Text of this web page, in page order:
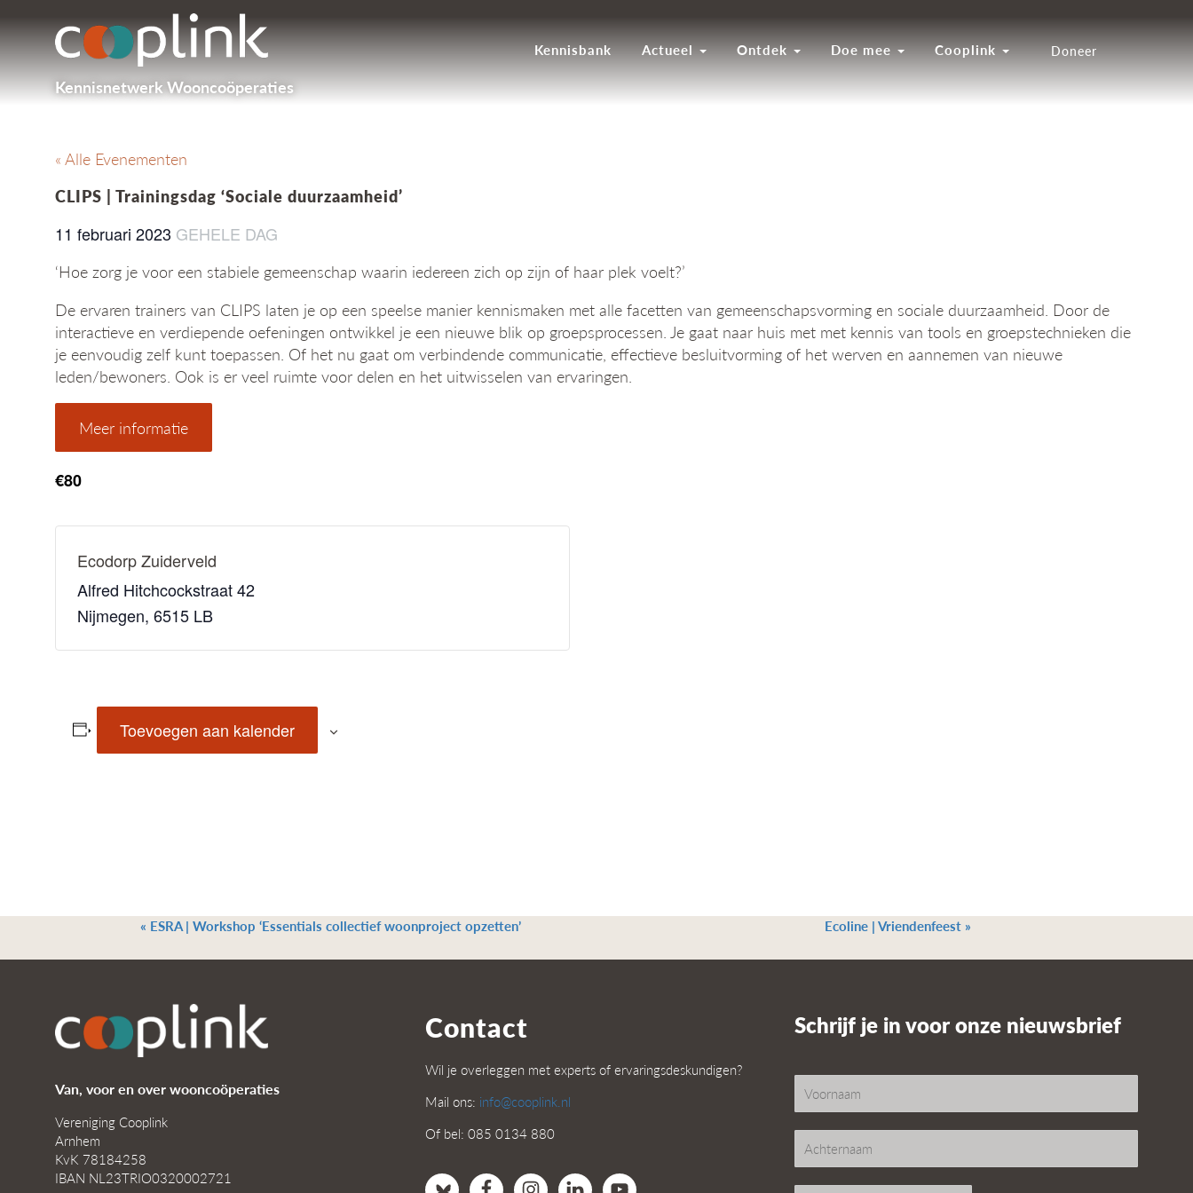
Kennisnetwerk Wooncoöperaties
Kennisbank Actueel Ontdek Doe mee Cooplink Doneer
« Alle Evenementen
CLIPS | Trainingsdag ‘Sociale duurzaamheid’
11 februari 2023 GEHELE DAG
‘Hoe zorg je voor een stabiele gemeenschap waarin iedereen zich op zijn of haar plek voelt?’
De ervaren trainers van CLIPS laten je op een speelse manier kennismaken met alle facetten van gemeenschapsvorming en sociale duurzaamheid. Door de
interactieve en verdiepende oefeningen ontwikkel je een nieuwe blik op groepsprocessen. Je gaat naar huis met met kennis van tools en groepstechnieken die
je eenvoudig zelf kunt toepassen. Of het nu gaat om verbindende communicatie, effectieve besluitvorming of het werven en aannemen van nieuwe
leden/bewoners. Ook is er veel ruimte voor delen en het uitwisselen van ervaringen.
Meer informatie
€80
Ecodorp Zuiderveld
Alfred Hitchcockstraat 42
Nijmegen, 6515 LB
Toevoegen aan kalender
« ESRA | Workshop ‘Essentials collectief woonproject opzetten’ Ecoline | Vriendenfeest »
Van, voor en over wooncoöperaties
Vereniging Cooplink
Arnhem
KvK 78184258
IBAN NL23TRIO0320002721
Contact
Wil je overleggen met experts of ervaringsdeskundigen?
Mail ons: info@cooplink.nl
Of bel: 085 0134 880
Schrijf je in voor onze nieuwsbrief